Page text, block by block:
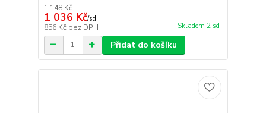
1 148 Kč
1 036 Kč/sd
856 Kč bez DPH Skladem 2 sd
Přidat do košíku